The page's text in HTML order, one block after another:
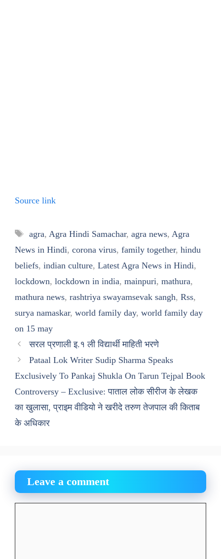
Source link
Tags
agra, Agra Hindi Samachar, agra news, Agra
News in Hindi, corona virus, family together, hindu
beliefs, indian culture, Latest Agra News in Hindi,
lockdown, lockdown in india, mainpuri, mathura,
mathura news, rashtriya swayamsevak sangh, Rss,
surya namaskar, world family day, world family day
on 15 may
सरल प्रणाली इ.१ ली विद्यार्थी माहिती भरणे
Pataal Lok Writer Sudip Sharma Speaks
Exclusively To Pankaj Shukla On Tarun Tejpal Book
Controversy – Exclusive: पाताल लोक सीरीज के लेखक
का खुलासा, प्राइम वीडियो ने खरीदे तरुण तेजपाल की किताब
के अधिकार
Leave a comment